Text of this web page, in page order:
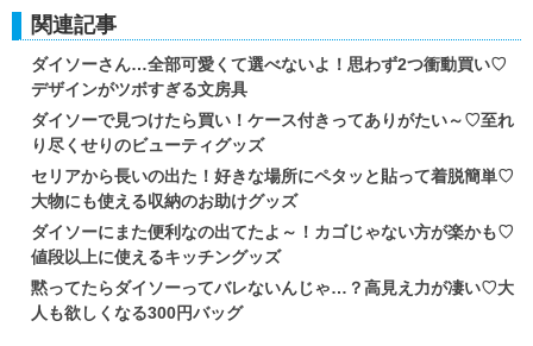
関連記事
ダイソーさん…全部可愛くて選べないよ！思わず2つ衝動買い♡
デザインがツボすぎる文房具
ダイソーで見つけたら買い！ケース付きってありがたい～♡至れ
り尽くせりのビューティグッズ
セリアから長いの出た！好きな場所にペタッと貼って着脱簡単♡
大物にも使える収納のお助けグッズ
ダイソーにまた便利なの出てたよ～！カゴじゃない方が楽かも♡
値段以上に使えるキッチングッズ
黙ってたらダイソーってバレないんじゃ…？高見え力が凄い♡大
人も欲しくなる300円バッグ